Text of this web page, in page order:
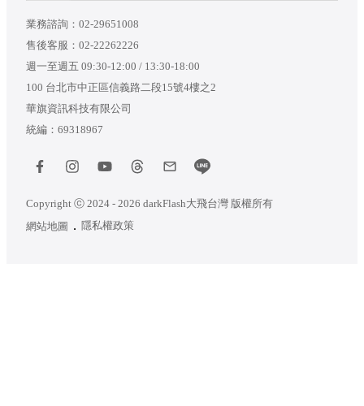
業務諮詢： 02-29651008
售後客服： 02-22262226
週一至週五 09:30-12:00 / 13:30-18:00
100 台北市中正區信義路二段15號4樓之2
華旗資訊科技有限公司
統編：69318967
Copyright ⓒ 2024 - 2026 darkFlash大飛台灣 版權所有
網站地圖
隱私權政策